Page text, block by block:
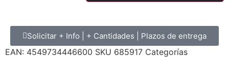
Solicitar + Info | + Cantidades | Plazos de entrega
EAN: 4549734446600 SKU 685917 Categorías